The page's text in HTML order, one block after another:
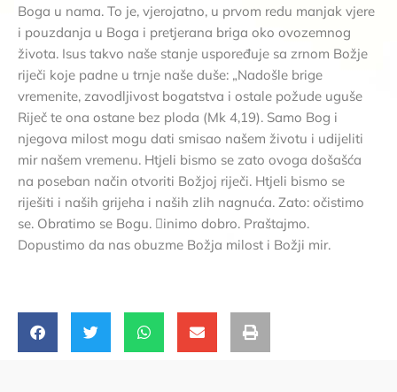
Boga u nama. To je, vjerojatno, u prvom redu manjak vjere
i pouzdanja u Boga i pretjerana briga oko ovozemnog
života. Isus takvo naše stanje uspoređuje sa zrnom Božje
riječi koje padne u trnje naše duše: „Nadošle brige
vremenite, zavodljivost bogatstva i ostale požude uguše
Riječ te ona ostane bez ploda (Mk 4,19). Samo Bog i
njegova milost mogu dati smisao našem životu i udijeliti
mir našem vremenu. Htjeli bismo se zato ovoga došašća
na poseban način otvoriti Božjoj riječi. Htjeli bismo se
riješiti i naših grijeha i naših zlih nagnuća. Zato: očistimo
se. Obratimo se Bogu. 􏰀inimo dobro. Praštajmo.
Dopustimo da nas obuzme Božja milost i Božji mir.